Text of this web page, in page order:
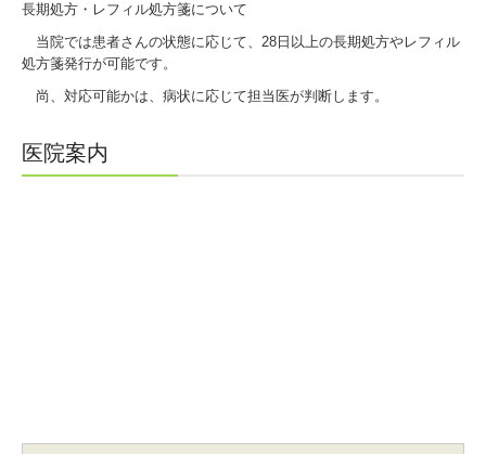
医院案内
長期処方・レフィル処方箋について
当院では患者さんの状態に応じて、28日以上の長期処方やレフィル
処方箋発行が可能です。
尚、対応可能かは、病状に応じて担当医が判断します。